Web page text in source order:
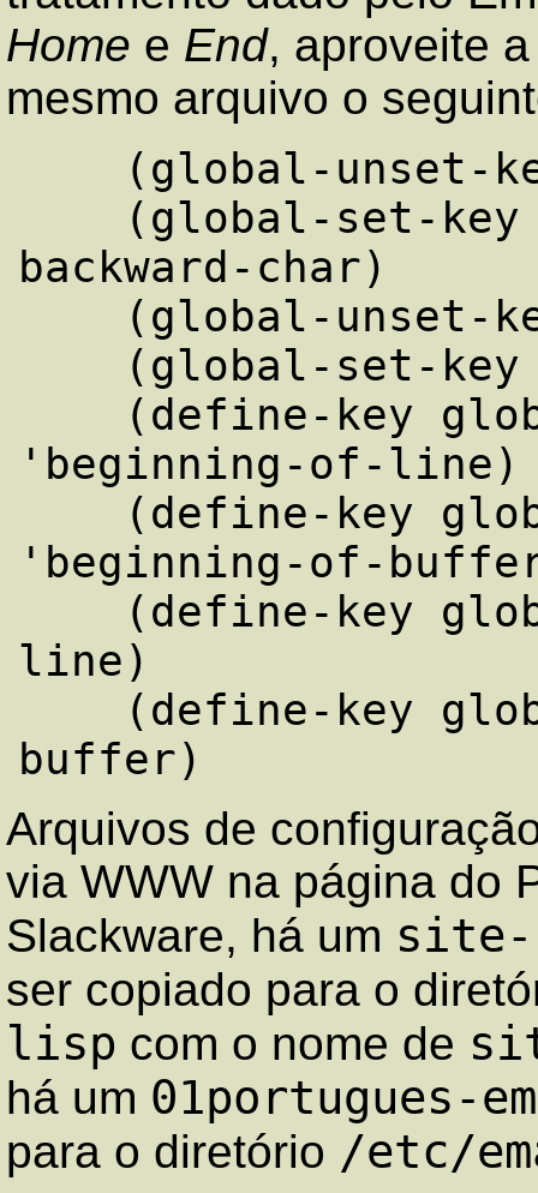
Home e End, aproveite
mesmo arquivo o
backward-char)
'beginning-of-line)
'beginning-of-
line)
Arquivos de
via WWW na página do
Slackware, há um site-
ser copiado para o
lisp com o nome de
há um 01portugues-
para o diretório /etc/